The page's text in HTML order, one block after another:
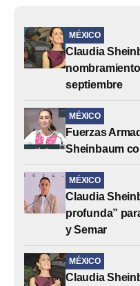
MÉXICO
Claudia
septiembre
MÉXICO
Fuerzas
Sheinbaum
MÉXICO
Claudia
profunda”
y Semar
MÉXICO
Claudia